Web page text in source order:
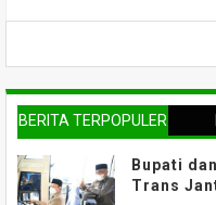
BERITA TERPOPULER
Bupati
Trans